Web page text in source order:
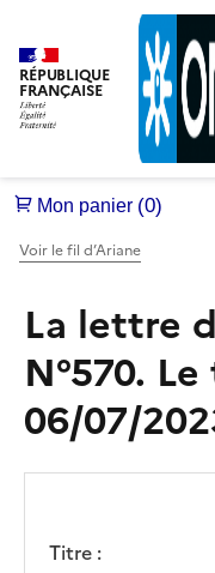
RÉPUBLIQUE
FRANÇAISE
Voir le fil d’Ariane
La lettre
N°570.
06/07/
Titre :